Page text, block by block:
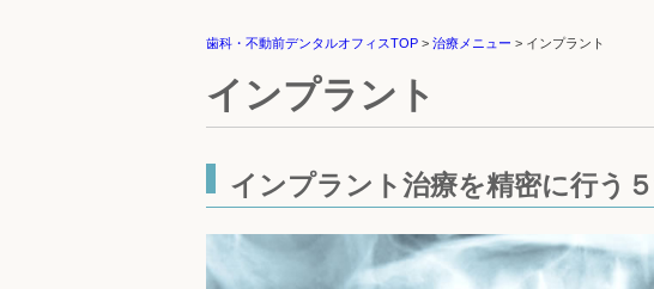
歯科・不動前デンタルオフィスTOP > 治療メニュー > インプラント
インプラント
インプラント治療を精密に行う